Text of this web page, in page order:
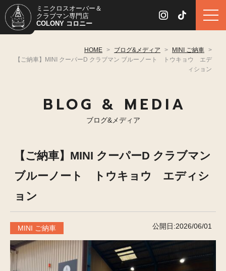
ミニクロスオーバー＆
クラブマン専門店
COLONY コロニー
HOME > ブログ&メディア > MINI ご納車 >
【ご納車】MINI クーパーD クラブマン ブルーノート トウキョウ エデ
ィション
BLOG & MEDIA
ブログ&メディア
【ご納車】MINI クーパーD クラブマン
ブルーノート トウキョウ エディシ
ョン
MINI ご納車 公開日:2026/06/01